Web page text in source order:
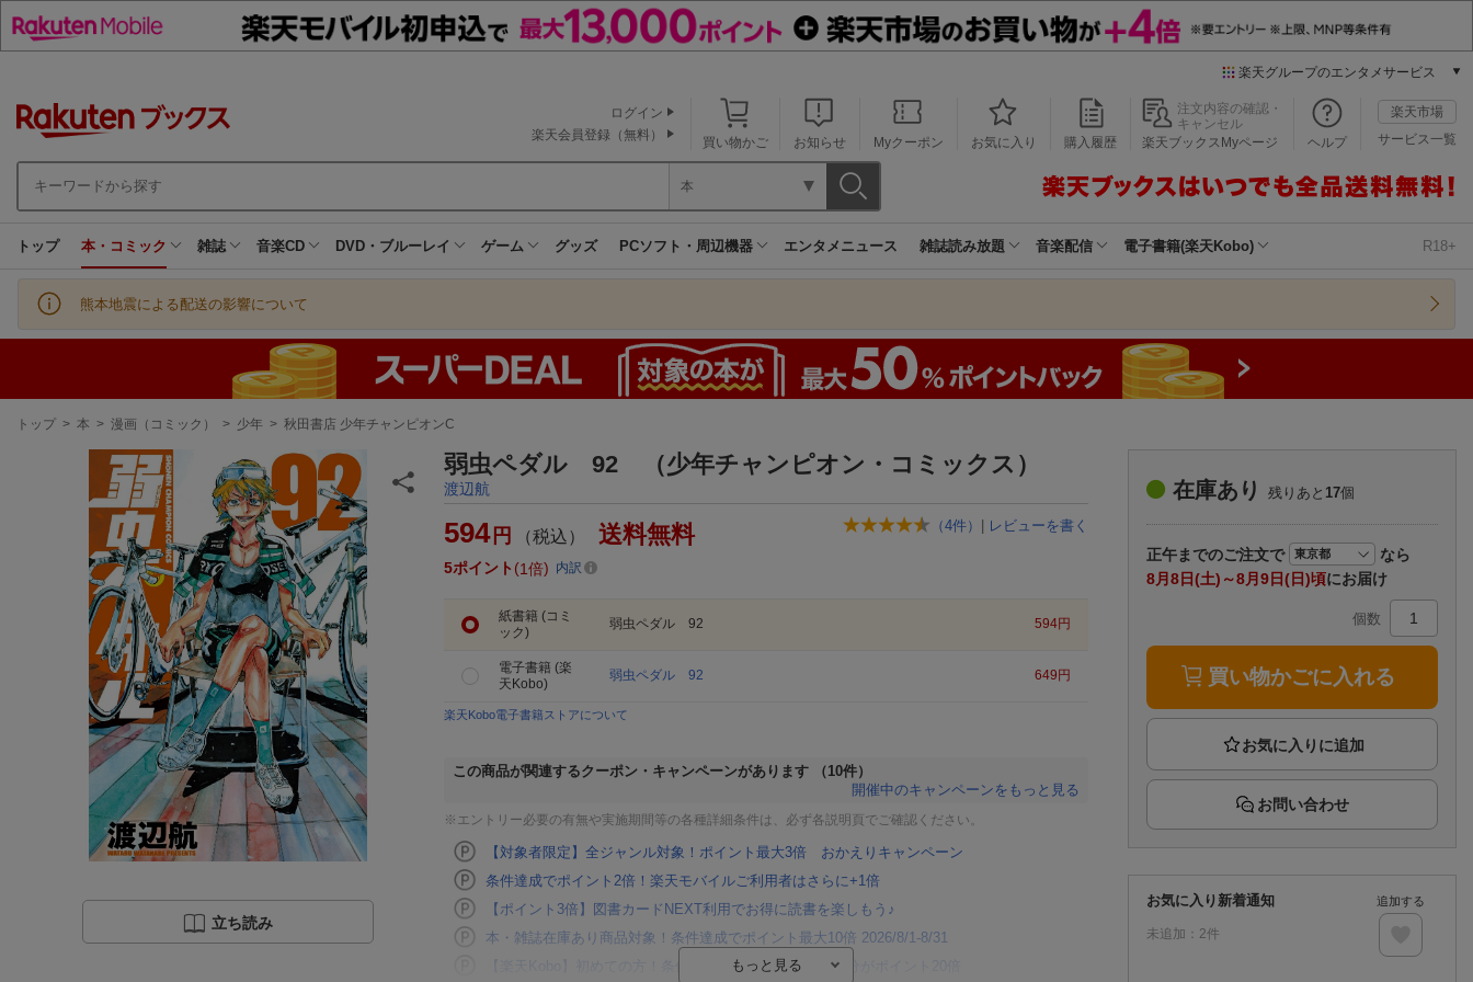
楽天グループのエンタメサービス
本/ゲーム/CD/DVD
楽天ブックス
楽天Kobo
楽天チケット
エンタメニュース
推し楽
買い物かご お知らせ Myクーポン お気に入り 購入履歴
注文内容の確認・
キャンセル
楽天ブックスMyページ
ヘルプ
楽天市場
サービス一覧
ログイン
楽天会員登録（無料）
本
トップ 本・コミック 雑誌 音楽CD DVD・ブルーレイ ゲーム グッズ PCソフト・周辺機器 エンタメニュース 雑誌読み放題 音楽配信 電子書籍(楽天Kobo) R18+
熊本地震による配送の影響について
現
トップ > 本 > 漫画（コミック） > 少年 > 秋田書店 少年チャンピオンC
立ち読み
弱虫ペダル 92 （少年チャンピオン・コミックス）
渡辺航
（4件） | レビューを書く
594 円 （税込） 送料無料
5ポイント 1倍 内訳
紙書籍 (コミ
ック)
弱虫ペダル 92 594円
電子書籍 (楽
天Kobo)
弱虫ペダル 92 649 円
楽天Kobo電子書籍ストアについて
この商品が関連するクーポン・キャンペーンがあります
（10件）
開催中のキャンペーンをもっと見る
※エントリー必要の有無や実施期間等の各種詳細条件は、必ず各説明頁でご確認ください。
【対象者限定】全ジャンル対象！ポイント最大3倍 おかえりキャンペーン
条件達成でポイント2倍！楽天モバイルご利用者はさらに+1倍
【ポイント3倍】図書カードNEXT利用でお得に読書を楽しもう♪
本・雑誌在庫あり商品対象！条件達成でポイント最大10倍 2026/8/1-8/31
【楽天Kobo】初めての方！条件達成で楽天ブックス購入分がポイント20倍
在庫あり 残りあと 17個
正午までのご注文で
なら
8月8日(土)～8月9日(日)頃にお届け
個数
買い物かごに入れる
お問い合わせ
お気に入り新着通知
未追加： 2件
追加する